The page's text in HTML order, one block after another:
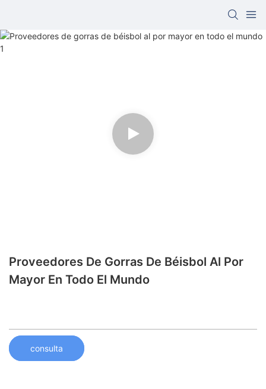
Proveedores De Gorras De Béisbol Al Por
Mayor En Todo El Mundo
consulta